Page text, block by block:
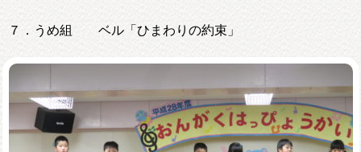
７．うめ組 ベル「ひまわりの約束」